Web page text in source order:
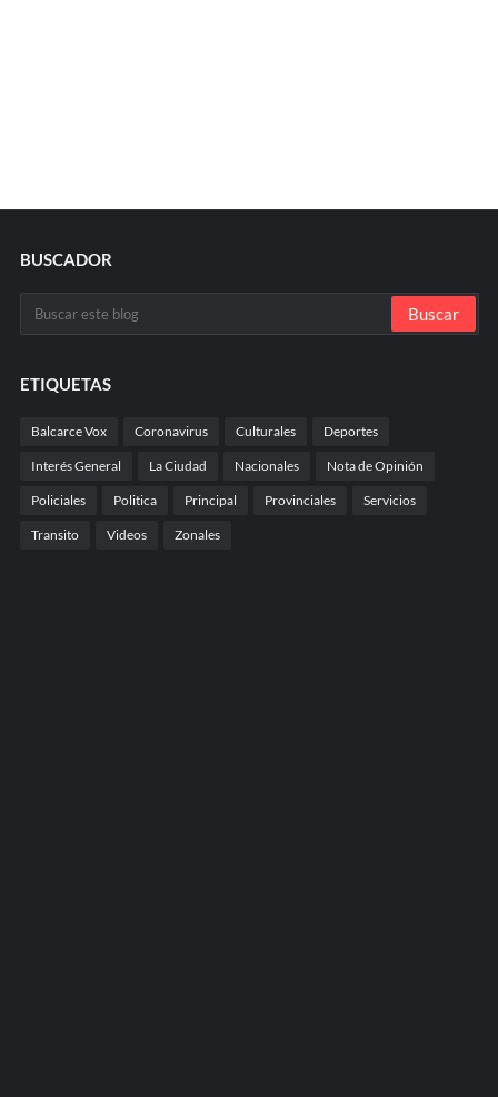
BUSCADOR
ETIQUETAS
Balcarce Vox Coronavirus Culturales Deportes
Interés General La Ciudad Nacionales Nota de Opinión
Policiales Politica Principal Provinciales Servicios
Transito Videos Zonales